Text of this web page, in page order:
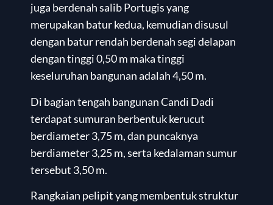
juga berdenah salib Portugis yang
merupakan batur kedua, kemudian disusul
dengan batur rendah berdenah segi delapan
dengan tinggi 0,50 m maka tinggi
keseluruhan bangunan adalah 4,50 m.
Di bagian tengah bangunan Candi Dadi
terdapat sumuran berbentuk kerucut
berdiameter 3,75 m, dan puncaknya
berdiameter 3,25 m, serta kedalaman sumur
tersebut 3,50 m.
Rangkaian pelipit yang membentuk struktur